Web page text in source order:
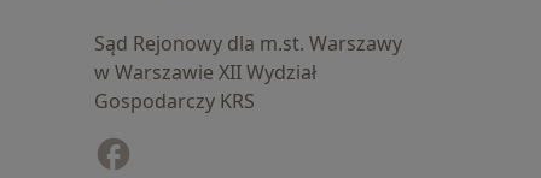
Sąd Rejonowy dla m.st. Warszawy
w Warszawie XII Wydział
Gospodarczy KRS